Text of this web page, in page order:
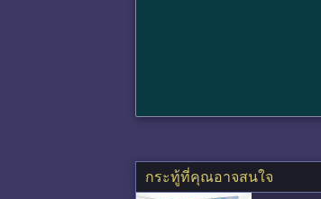
กระทู้ที่คุณอาจสนใจ